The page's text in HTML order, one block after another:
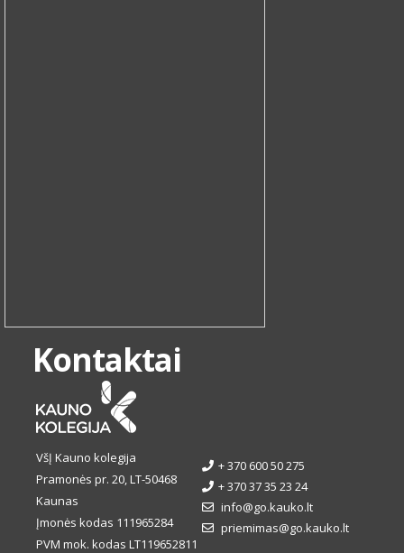
Kontaktai
VšĮ Kauno kolegija
Pramonės pr. 20, LT-50468
Kaunas
Įmonės kodas 111965284
PVM mok. kodas LT119652811
+ 370 600 50 275
+ 370 37 35 23 24
info@go.kauko.lt
priemimas@go.kauko.lt